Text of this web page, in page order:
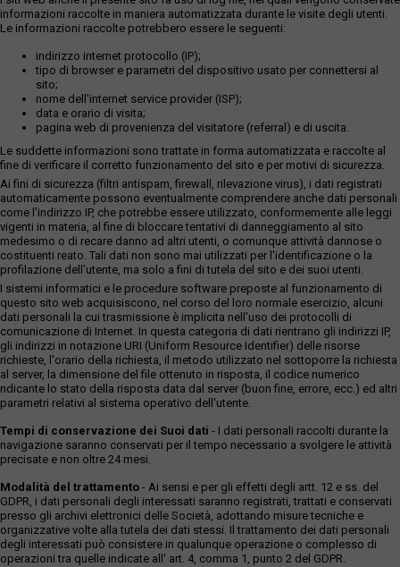
informazioni raccolte in maniera automatizzata durante le visite degli utenti.
Le informazioni raccolte potrebbero essere le seguenti:
indirizzo internet protocollo (IP);
tipo di browser e parametri del dispositivo usato per connettersi al
sito;
nome dell'internet service provider (ISP);
data e orario di visita;
pagina web di provenienza del visitatore (referral) e di uscita.
Le suddette informazioni sono trattate in forma automatizzata e raccolte al
fine di verificare il corretto funzionamento del sito e per motivi di sicurezza.
Ai fini di sicurezza (filtri antispam, firewall, rilevazione virus), i dati registrati
automaticamente possono eventualmente comprendere anche dati personali
come l'indirizzo IP, che potrebbe essere utilizzato, conformemente alle leggi
vigenti in materia, al fine di bloccare tentativi di danneggiamento al sito
medesimo o di recare danno ad altri utenti, o comunque attività dannose o
costituenti reato. Tali dati non sono mai utilizzati per l'identificazione o la
profilazione dell'utente, ma solo a fini di tutela del sito e dei suoi utenti.
I sistemi informatici e le procedure software preposte al funzionamento di
questo sito web acquisiscono, nel corso del loro normale esercizio, alcuni
dati personali la cui trasmissione è implicita nell'uso dei protocolli di
comunicazione di Internet. In questa categoria di dati rientrano gli indirizzi IP,
gli indirizzi in notazione URI (Uniform Resource Identifier) delle risorse
richieste, l'orario della richiesta, il metodo utilizzato nel sottoporre la richiesta
al server, la dimensione del file ottenuto in risposta, il codice numerico
ndicante lo stato della risposta data dal server (buon fine, errore, ecc.) ed altri
parametri relativi al sistema operativo dell'utente.
Tempi di conservazione dei Suoi dati - I dati personali raccolti durante la
navigazione saranno conservati per il tempo necessario a svolgere le attività
precisate e non oltre 24 mesi.
Modalità del trattamento - Ai sensi e per gli effetti degli artt. 12 e ss. del
GDPR, i dati personali degli interessati saranno registrati, trattati e conservati
presso gli archivi elettronici delle Società, adottando misure tecniche e
organizzative volte alla tutela dei dati stessi. Il trattamento dei dati personali
degli interessati può consistere in qualunque operazione o complesso di
operazioni tra quelle indicate all' art. 4, comma 1, punto 2 del GDPR.